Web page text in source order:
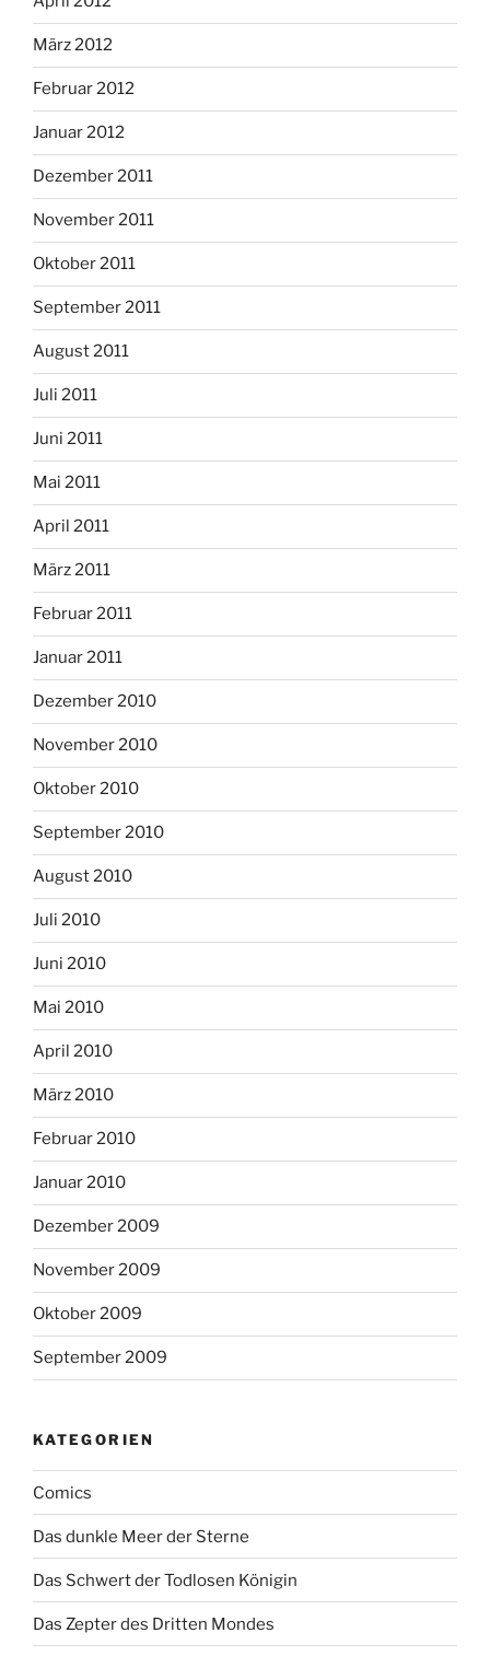
März 2012
Februar 2012
Januar 2012
Dezember 2011
November 2011
Oktober 2011
September 2011
August 2011
Juli 2011
Juni 2011
Mai 2011
April 2011
März 2011
Februar 2011
Januar 2011
Dezember 2010
November 2010
Oktober 2010
September 2010
August 2010
Juli 2010
Juni 2010
Mai 2010
April 2010
März 2010
Februar 2010
Januar 2010
Dezember 2009
November 2009
Oktober 2009
September 2009
KATEGORIEN
Comics
Das dunkle Meer der Sterne
Das Schwert der Todlosen Königin
Das Zepter des Dritten Mondes